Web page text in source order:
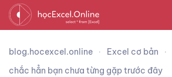
blog.hocexcel.online Excel cơ bản
chắc hẳn bạn chưa từng gặp trước đây